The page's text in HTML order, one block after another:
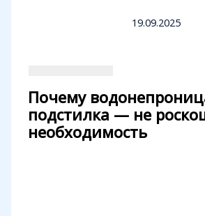
19.09.2025
Почему
подстилка — не
необходимость